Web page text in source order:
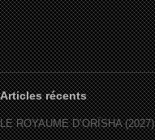
Articles récents
LE ROYAUME D’ORÏSHA (2027)